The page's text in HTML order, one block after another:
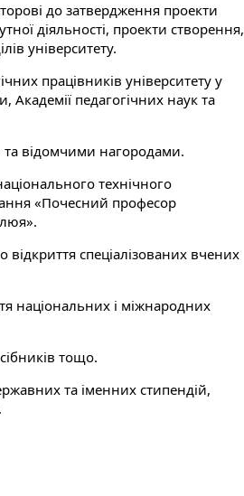
до затвердження проекти
діяльності, проекти створення,
університету.
працівників університету у
Академії педагогічних наук та
відомчими нагородами.
технічного
«Почесний професор
спеціалізованих вчених
національних і міжнародних
тощо.
та іменних стипендій,